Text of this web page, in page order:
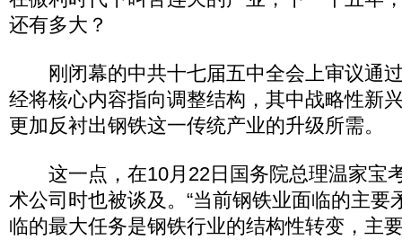
还有多大？
刚闭幕的中共十七届五中全会上审议通过
经将核心内容指向调整结构，其中战略性新
更加反衬出钢铁这一传统产业的升级所需。
这一点，在10月22日国务院总理温家宝
术公司时也被谈及。“当前钢铁业面临的主要
临的最大任务是钢铁行业的结构性转变，主